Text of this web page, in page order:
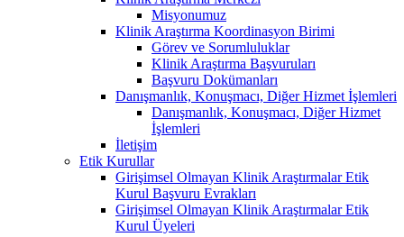
Misyonumuz
Klinik Araştırma Koordinasyon Birimi
Görev ve Sorumluluklar
Klinik Araştırma Başvuruları
Başvuru Dokümanları
Danışmanlık, Konuşmacı, Diğer Hizmet İşlemleri
Danışmanlık, Konuşmacı, Diğer Hizmet
İşlemleri
İletişim
Etik Kurullar
Girişimsel Olmayan Klinik Araştırmalar Etik
Kurul Başvuru Evrakları
Girişimsel Olmayan Klinik Araştırmalar Etik
Kurul Üyeleri